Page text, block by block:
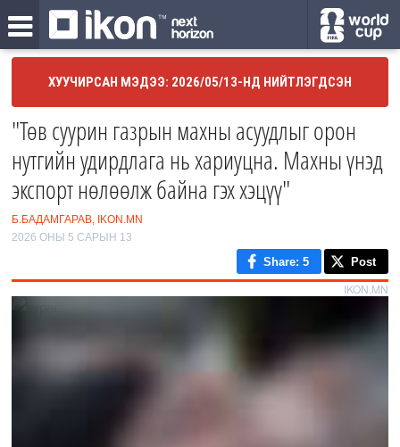
ХУУЧИРСАН МЭДЭЭ: 2026/05/13-НД НИЙТЛЭГДСЭН
"Төв суурин газрын махны асуудлыг орон
нутгийн удирдлага нь хариуцна. Махны үнэд
экспорт нөлөөлж байна гэх хэцүү"
Б.БАДАМГАРАВ, IKON.MN
2026 ОНЫ 5 САРЫН 13
Share: 5 Post
IKON.MN